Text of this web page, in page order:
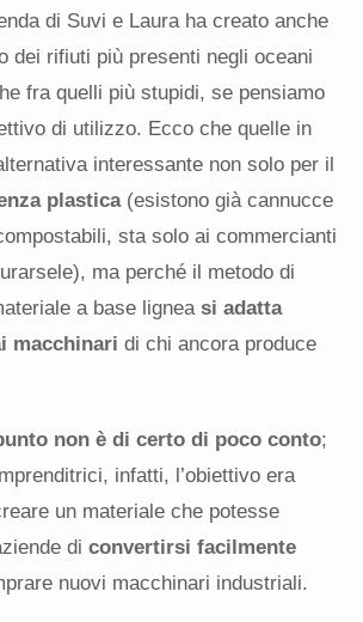
di Suvi e Laura ha creato anche
dei rifiuti più presenti negli oceani
fra quelli più stupidi, se pensiamo
di utilizzo. Ecco che quelle in
interessante non solo per il
plastica(esistono già cannucce
sta solo ai commercianti
ma perché il metodo di
a base lignea si adatta
macchinari di chi ancora produce
non è di certo di poco conto;
infatti, l’obiettivo era
un materiale che potesse
di convertirsi facilmente
nuovi macchinari industriali.